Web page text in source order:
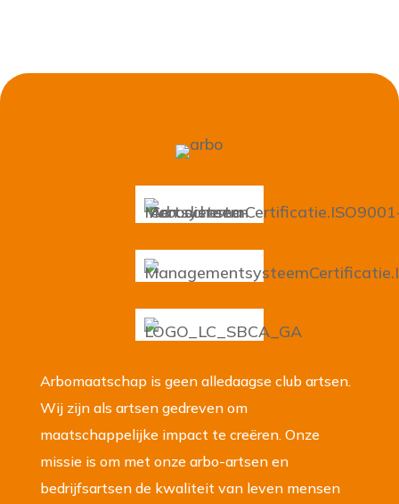
Arbomaatschap is geen alledaagse club artsen.
Wij zijn als artsen gedreven om
maatschappelijke impact te creëren. Onze
missie is om met onze arbo-artsen en
bedrijfsartsen de kwaliteit van leven mensen